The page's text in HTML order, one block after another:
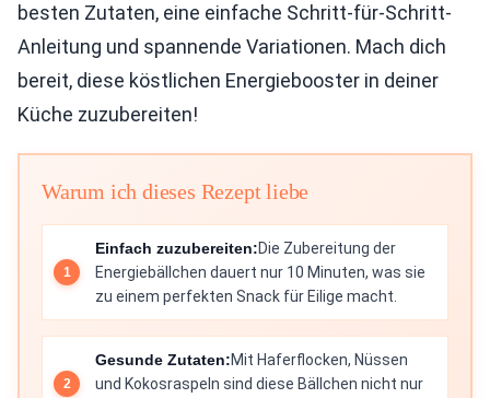
besten Zutaten, eine einfache Schritt-für-Schritt-
Anleitung und spannende Variationen. Mach dich
bereit, diese köstlichen Energiebooster in deiner
Küche zuzubereiten!
Warum ich dieses Rezept liebe
Einfach zuzubereiten:Die Zubereitung der
Energiebällchen dauert nur 10 Minuten, was sie
zu einem perfekten Snack für Eilige macht.
Gesunde Zutaten:Mit Haferflocken, Nüssen
und Kokosraspeln sind diese Bällchen nicht nur